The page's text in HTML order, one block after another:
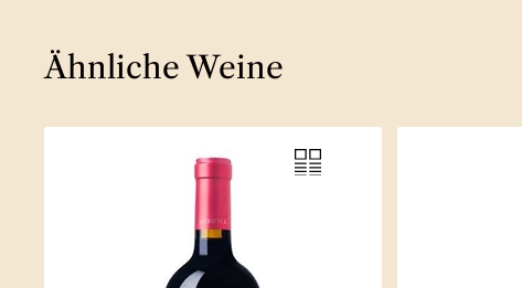
Ähnliche Weine